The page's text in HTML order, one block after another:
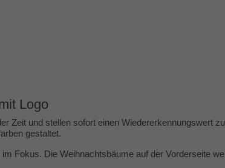
Logo
Zeit und stellen sofort einen Wiedererkennungswert
gestaltet.
Fokus. Die Weihnachtsbäume auf der Vorderseite